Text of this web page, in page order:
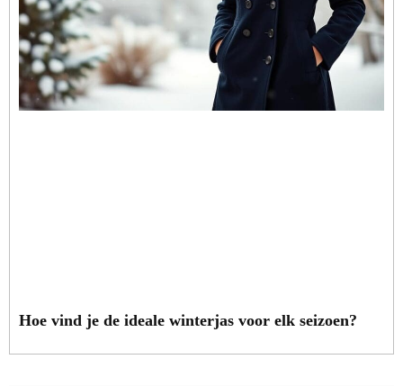
Hoe vind je de ideale winterjas voor elk seizoen?